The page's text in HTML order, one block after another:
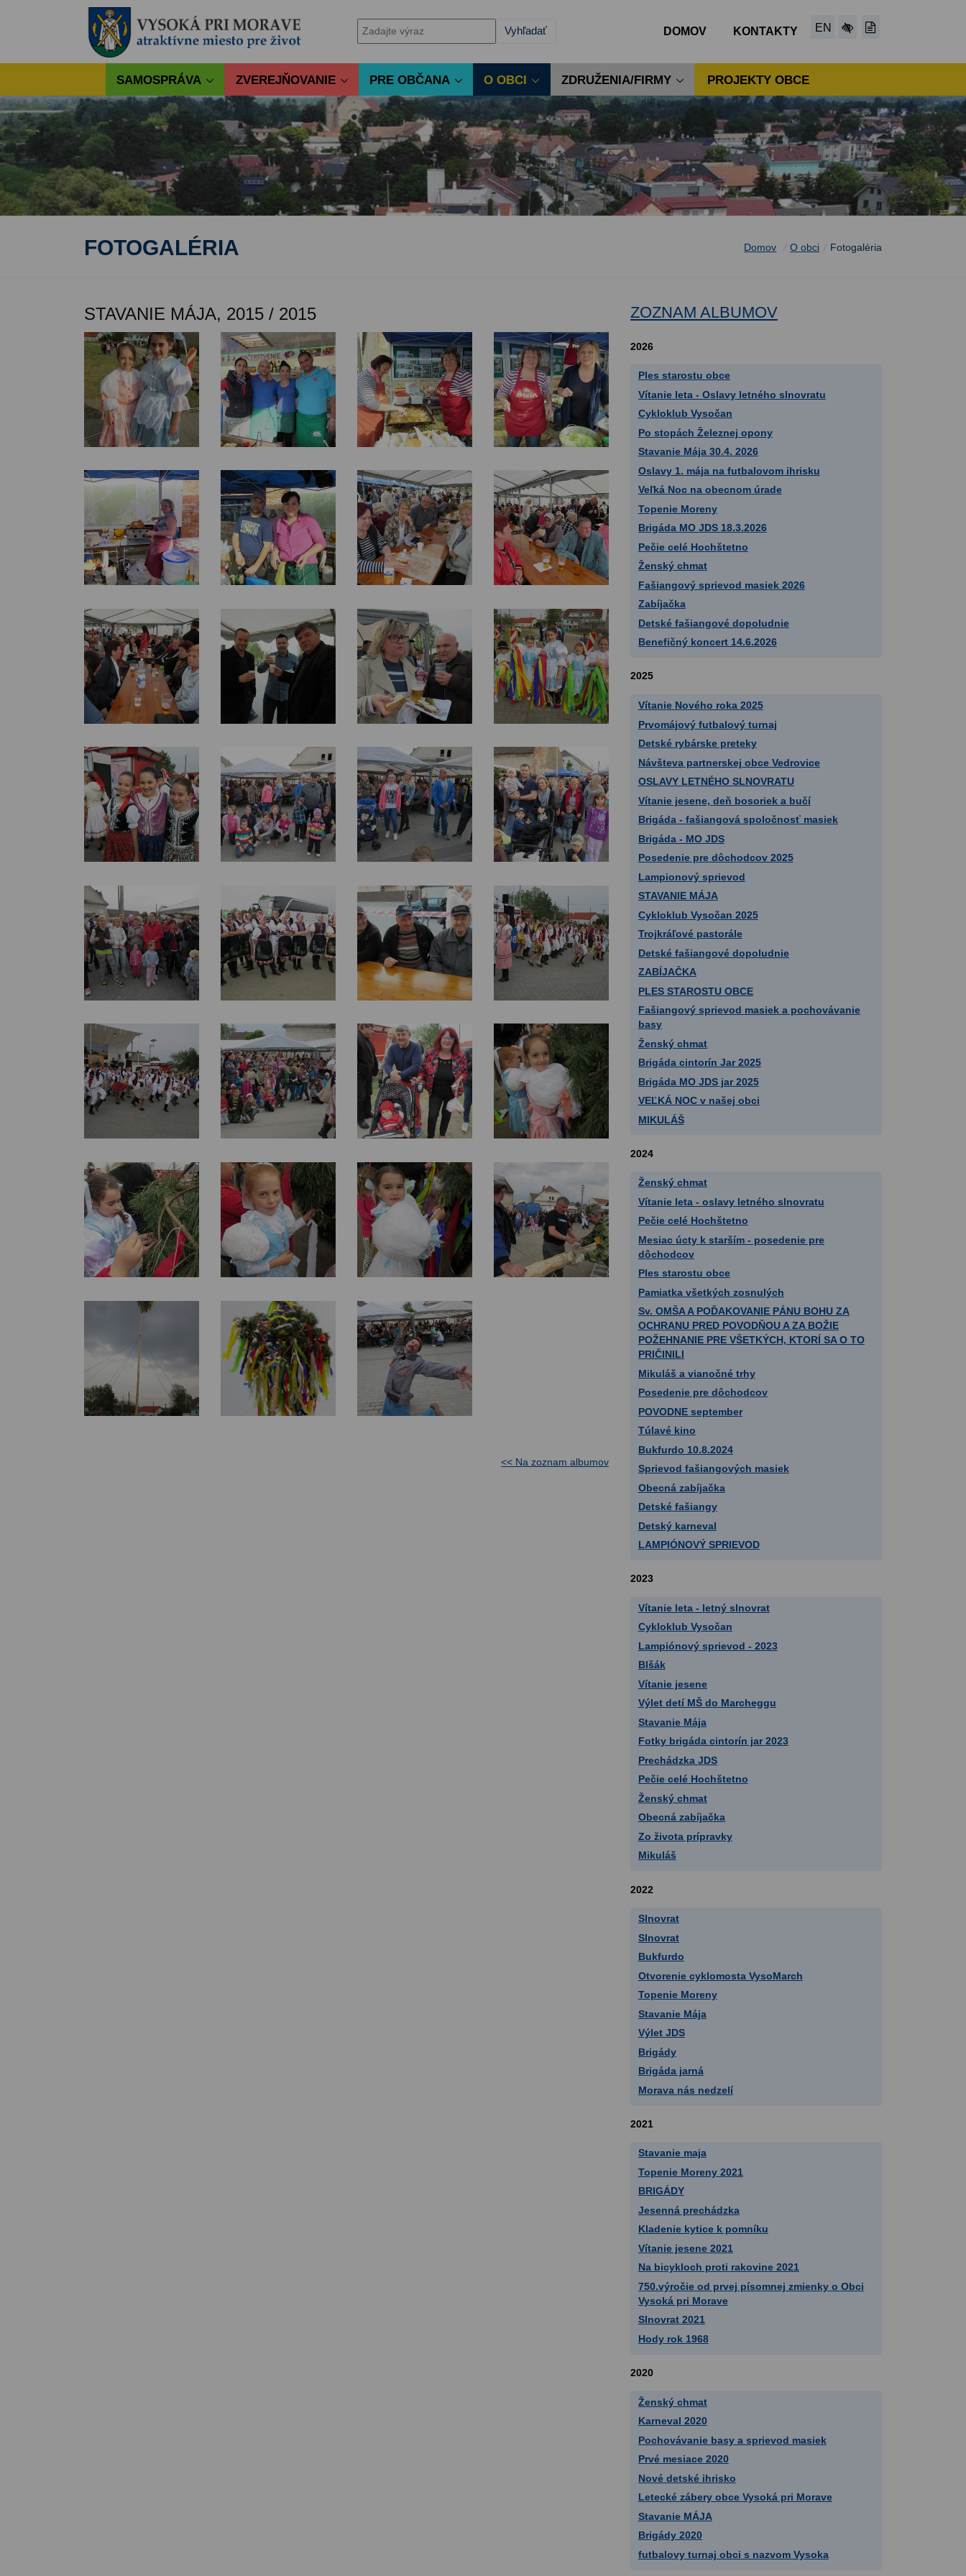
DOMOV KONTAKTY EN
SAMOSPRÁVA ZVEREJŇOVANIE PRE OBČANA O OBCI ZDRUŽENIA/FIRMY PROJEKTY OBCE
FOTOGALÉRIA Domov / O obci / Fotogaléria
STAVANIE MÁJA, 2015 / 2015
<< Na zoznam albumov
ZOZNAM ALBUMOV
2026
Ples starostu obce
Vítanie leta - Oslavy letného slnovratu
Cykloklub Vysočan
Po stopách Železnej opony
Stavanie Mája 30.4. 2026
Oslavy 1. mája na futbalovom ihrisku
Veľká Noc na obecnom úrade
Topenie Moreny
Brigáda MO JDS 18.3.2026
Pečie celé Hochštetno
Ženský chmat
Fašiangový sprievod masiek 2026
Zabíjačka
Detské fašiangové dopoludnie
Benefičný koncert 14.6.2026
2025
Vítanie Nového roka 2025
Prvomájový futbalový turnaj
Detské rybárske preteky
Návšteva partnerskej obce Vedrovice
OSLAVY LETNÉHO SLNOVRATU
Vítanie jesene, deň bosoriek a bučí
Brigáda - fašiangová spoločnosť masiek
Brigáda - MO JDS
Posedenie pre dôchodcov 2025
Lampionový sprievod
STAVANIE MÁJA
Cykloklub Vysočan 2025
Trojkráľové pastorále
Detské fašiangové dopoludnie
ZABÍJAČKA
PLES STAROSTU OBCE
Fašiangový sprievod masiek a pochovávanie
basy
Ženský chmat
Brigáda cintorín Jar 2025
Brigáda MO JDS jar 2025
VEĽKÁ NOC v našej obci
MIKULÁŠ
2024
Ženský chmat
Vítanie leta - oslavy letného slnovratu
Pečie celé Hochštetno
Mesiac úcty k starším - posedenie pre
dôchodcov
Ples starostu obce
Pamiatka všetkých zosnulých
Sv. OMŠA A POĎAKOVANIE PÁNU BOHU ZA
OCHRANU PRED POVODŇOU A ZA BOŽIE
POŽEHNANIE PRE VŠETKÝCH, KTORÍ SA O TO
PRIČINILI
Mikuláš a vianočné trhy
Posedenie pre dôchodcov
POVODNE september
Túlavé kino
Bukfurdo 10.8.2024
Sprievod fašiangových masiek
Obecná zabíjačka
Detské fašiangy
Detský karneval
LAMPIÓNOVÝ SPRIEVOD
2023
Vítanie leta - letný slnovrat
Cykloklub Vysočan
Lampiónový sprievod - 2023
Blšák
Vítanie jesene
Výlet detí MŠ do Marcheggu
Stavanie Mája
Fotky brigáda cintorín jar 2023
Prechádzka JDS
Pečie celé Hochštetno
Ženský chmat
Obecná zabíjačka
Zo života prípravky
Mikuláš
2022
Slnovrat
Slnovrat
Bukfurdo
Otvorenie cyklomosta VysoMarch
Topenie Moreny
Stavanie Mája
Výlet JDS
Brigády
Brigáda jarná
Morava nás nedzelí
2021
Stavanie maja
Topenie Moreny 2021
BRIGÁDY
Jesenná prechádzka
Kladenie kytice k pomníku
Vítanie jesene 2021
Na bicykloch proti rakovine 2021
750.výročie od prvej písomnej zmienky o Obci
Vysoká pri Morave
Slnovrat 2021
Hody rok 1968
2020
Ženský chmat
Karneval 2020
Pochovávanie basy a sprievod masiek
Prvé mesiace 2020
Nové detské ihrisko
Letecké zábery obce Vysoká pri Morave
Stavanie MÁJA
Brigády 2020
futbalovy turnaj obci s nazvom Vysoka